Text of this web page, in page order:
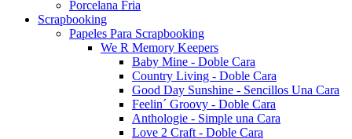
Porcelana Fria
Scrapbooking
Papeles Para Scrapbooking
We R Memory Keepers
Baby Mine - Doble Cara
Country Living - Doble Cara
Good Day Sunshine - Sencillos Una Cara
Feelin´ Groovy - Doble Cara
Anthologie - Simple una Cara
Love 2 Craft - Doble Cara